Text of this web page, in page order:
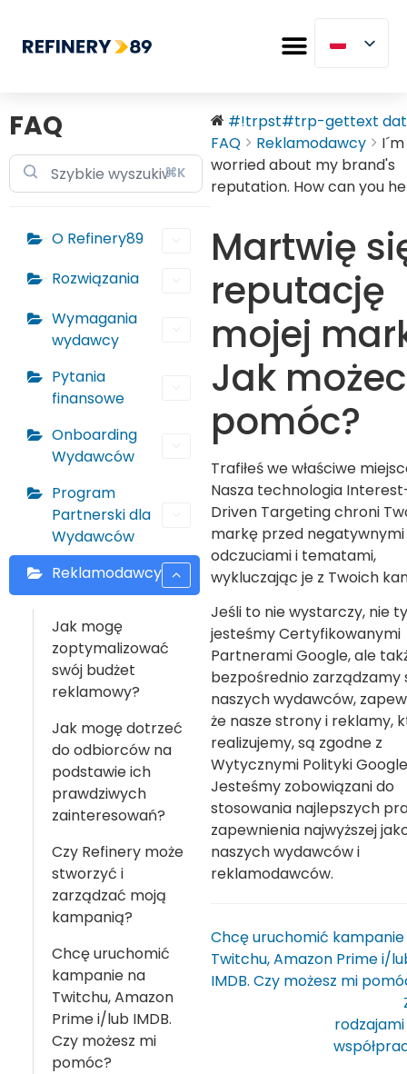
FAQ
⌘K
O Refinery89
Rozwiązania
Wymagania
wydawcy
Pytania
finansowe
Onboarding
Wydawców
Program
Partnerski dla
Wydawców
Reklamodawcy
Jak mogę
zoptymalizować
swój budżet
reklamowy?
Jak mogę dotrzeć
do odbiorców na
podstawie ich
prawdziwych
zainteresowań?
Czy Refinery może
stworzyć i
zarządzać moją
kampanią?
Chcę uruchomić
kampanie na
Twitchu, Amazon
Prime i/lub IMDB.
Czy możesz mi
pomóc?
#!trpst#trp-gettext
FAQ
Reklamodawcy
I´m
worried about my brand's
reputation. How can you
Martwię
reputację
mojej
Jak
pomóc?
Trafiłeś we właściwe
Nasza technologia
Driven Targeting chroni
markę przed negatywnymi
odczuciami i tematami,
wykluczając je z Twoich
Jeśli to nie wystarczy, nie
jesteśmy Certyfikowanymi
Partnerami Google, ale
bezpośrednio zarządzamy
naszych wydawców,
że nasze strony i reklamy,
realizujemy, są zgodne z
Wytycznymi Polityki
Jesteśmy zobowiązani do
stosowania najlepszych
zapewnienia najwyższej
naszych wydawców i
reklamodawców.
Chcę uruchomić
Twitchu, Amazon Prime i/
IMDB. Czy możesz mi